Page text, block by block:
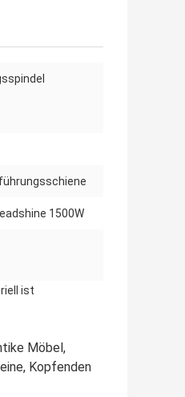
1500W
ist
Möbel,
Kopfenden